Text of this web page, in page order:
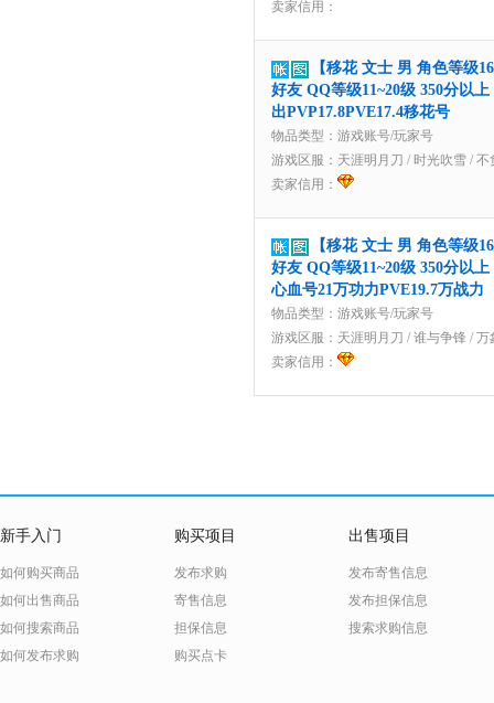
卖家信用：
【移花 文士 男 角色等级
好友 QQ等级11~20级 350分以
出PVP17.8PVE17.4移花号
物品类型：游戏账号/玩家号
游戏区服： 天涯明月刀 / 时光吹雪 / 不
卖家信用：
【移花 文士 男 角色等级
好友 QQ等级11~20级 350分以
心血号21万功力PVE19.7万战力
物品类型：游戏账号/玩家号
游戏区服： 天涯明月刀 / 谁与争锋 / 万
卖家信用：
新手入门
如何购买商品
如何出售商品
如何搜索商品
如何发布求购
购买项目
发布求购
寄售信息
担保信息
购买点卡
出售项目
发布寄售信息
发布担保信息
搜索求购信息